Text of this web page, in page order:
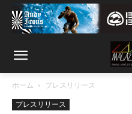
ホーム
プレスリリース
プレスリリース